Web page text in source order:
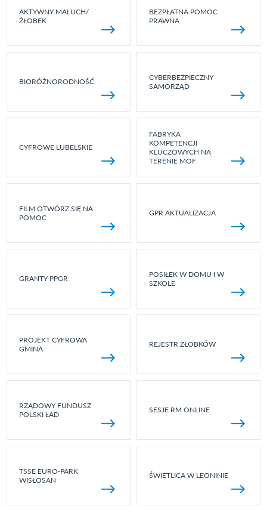
AKTYWNY MALUCH/
ŻŁOBEK
BEZPŁATNA POMOC
PRAWNA
BIORÓŻNORODNOŚĆ
CYBERBEZPIECZNY
SAMORZĄD
CYFROWE LUBELSKIE
FABRYKA
KOMPETENCJI
KLUCZOWYCH NA
TERENIE MOF
FILM OTWÓRZ SIĘ NA
POMOC
GPR AKTUALIZACJA
GRANTY PPGR
POSIŁEK W DOMU I W
SZKOLE
PROJEKT CYFROWA
GMINA
REJESTR ŻŁOBKÓW
RZĄDOWY FUNDUSZ
POLSKI ŁAD
SESJE RM ONLINE
TSSE EURO-PARK
WISŁOSAN
ŚWIETLICA W LEONINIE